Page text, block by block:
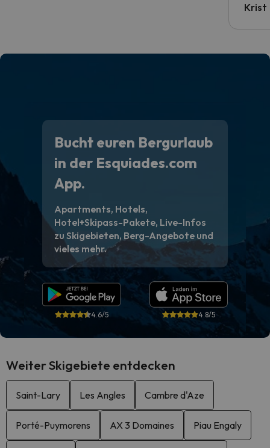
Krist
Bucht euren Bergurlaub
in der Esquiades.com
App.
Apartments, Hotels,
Hotel+Skipass-Pakete, Live-Infos
zu Skigebieten, Berg-Angebote und
vieles mehr.
4.6/5 4.8/5
Weiter Skigebiete entdecken
Saint-Lary Les Angles Cambre d'Aze
Porté-Puymorens AX 3 Domaines Piau Engaly